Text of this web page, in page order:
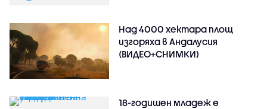
Над 4000 хектара площ
изгоряха в Андалусия
(ВИДЕО+СНИМКИ)
18-годишен младеж е